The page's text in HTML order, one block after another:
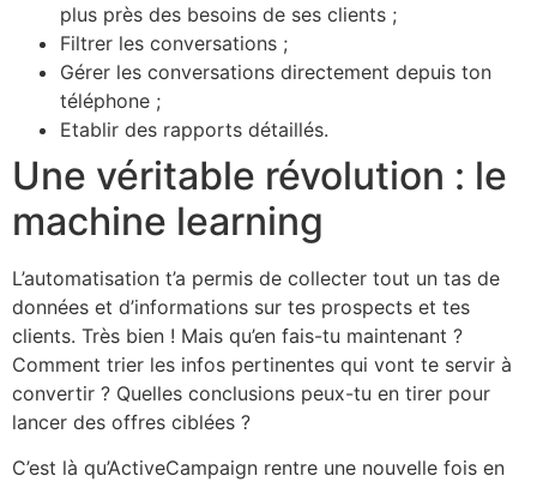
plus près des besoins de ses clients ;
Filtrer les conversations ;
Gérer les conversations directement depuis ton
téléphone ;
Etablir des rapports détaillés.
Une véritable révolution : le
machine learning
L’automatisation t’a permis de collecter tout un tas de
données et d’informations sur tes prospects et tes
clients. Très bien ! Mais qu’en fais-tu maintenant ?
Comment trier les infos pertinentes qui vont te servir à
convertir ? Quelles conclusions peux-tu en tirer pour
lancer des offres ciblées ?
C’est là qu’ActiveCampaign rentre une nouvelle fois en